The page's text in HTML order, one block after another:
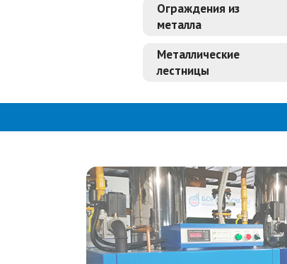
Ограждения из
металла
Металлические
лестницы